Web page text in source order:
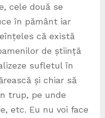
cele două se
în pământ iar
că există
de știință
sufletul în
și chiar să
trup, pe unde
etc. Eu nu voi face